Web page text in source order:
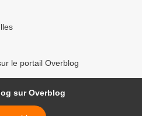
le portail Overblog
sur Overblog